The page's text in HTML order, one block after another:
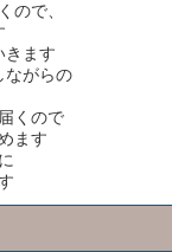
ので、
きます
ながらの
くので
ます